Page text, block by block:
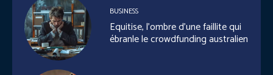
BUSINESS
Equitise, l’ombre d’une faillite qui
ébranle le crowdfunding australien